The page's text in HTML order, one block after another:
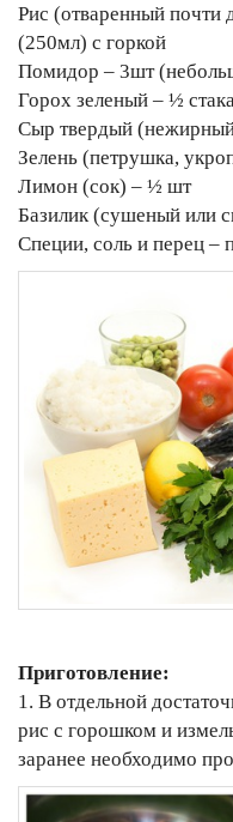
Рис (отваренный почти
(250мл) с горкой
Помидор – 3шт
Горох зеленый – ½
Сыр твердый
Зелень (петрушка,
Лимон (сок) – ½ шт
Базилик (сушеный или
Специи, соль и перец –
Приготовление:
1. В отдельной
рис с горошком и
заранее необходимо